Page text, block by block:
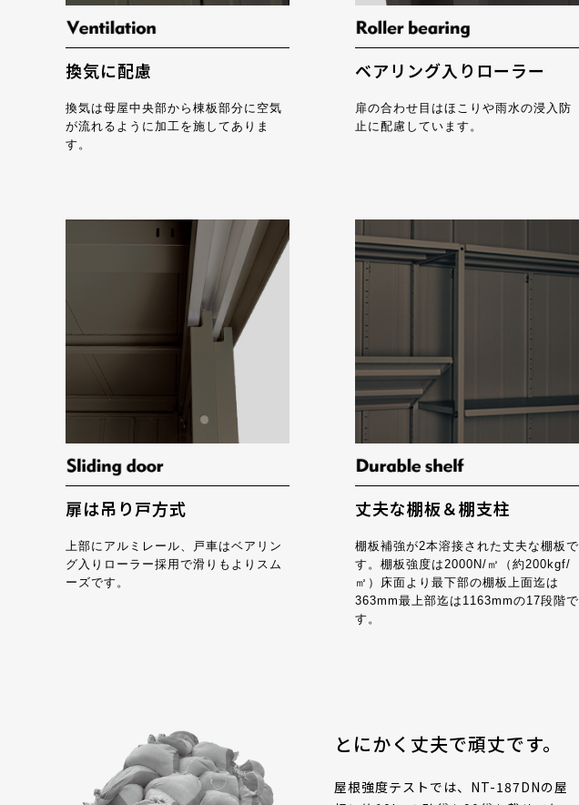
換気に配慮
換気は母屋中央部から棟板部分に空気
が流れるように加工を施してありま
す。
ベアリング入りローラー
扉の合わせ目はほこりや雨水の浸入防
止に配慮しています。
扉は吊り戸方式
上部にアルミレール、戸車はベアリン
グ入りローラー採用で滑りもよりスム
ーズです。
丈夫な棚板＆棚支柱
棚板補強が2本溶接された丈夫な棚板で
す。棚板強度は2000N/㎡（約200kgf/
㎡）床面より最下部の棚板上面迄は
363mm最上部迄は1163mmの17段階で
す。
とにかく丈夫で頑丈です。
屋根強度テストでは、NT-187DNの屋